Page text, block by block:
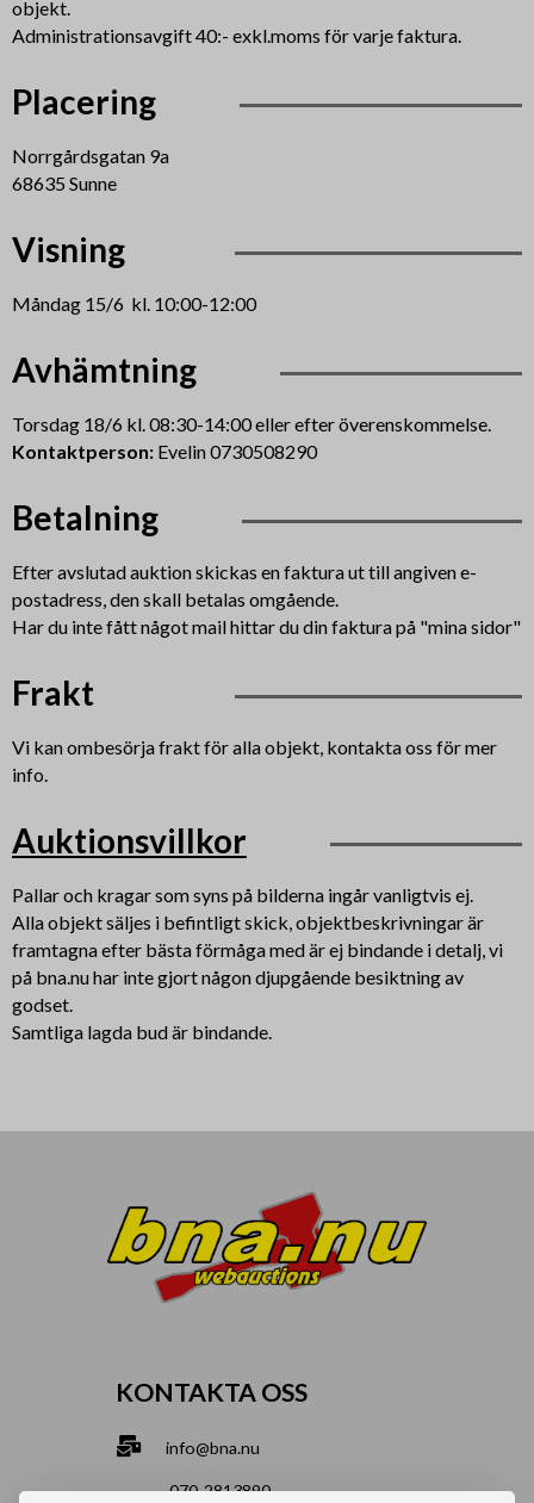
objekt.
Administrationsavgift 40:- exkl.moms för varje faktura.
Placering
Norrgårdsgatan 9a
68635 Sunne
Visning
Måndag 15/6 kl. 10:00-12:00
Avhämtning
Torsdag 18/6 kl. 08:30-14:00 eller efter överenskommelse.
Kontaktperson:Evelin 0730508290
Betalning
Efter avslutad auktion skickas en faktura ut till angiven e-
postadress, den skall betalas omgående.
Har du inte fått något mail hittar du din faktura på "mina sidor"
Frakt
Vi kan ombesörja frakt för alla objekt, kontakta oss för mer
info.
Auktionsvillkor
Pallar och kragar som syns på bilderna ingår vanligtvis ej.
Alla objekt säljes i befintligt skick, objektbeskrivningar är
framtagna efter bästa förmåga med är ej bindande i detalj, vi
på bna.nu har inte gjort någon djupgående besiktning av
godset.
Samtliga lagda bud är bindande.
KONTAKTA OSS
info@bna.nu
070-2813890